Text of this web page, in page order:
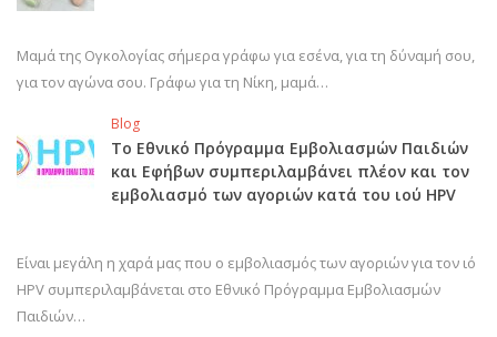
Μαμά της Ογκολογίας σήμερα γράφω για εσένα, για τη δύναμή σου,
για τον αγώνα σου. Γράφω για τη Νίκη, μαμά…
Blog
Το Εθνικό Πρόγραμμα Εμβολιασμών Παιδιών
και Εφήβων συμπεριλαμβάνει πλέον και τον
εμβολιασμό των αγοριών κατά του ιού HPV
Είναι μεγάλη η χαρά μας που ο εμβολιασμός των αγοριών για τον ιό
HPV συμπεριλαμβάνεται στο Εθνικό Πρόγραμμα Εμβολιασμών
Παιδιών…